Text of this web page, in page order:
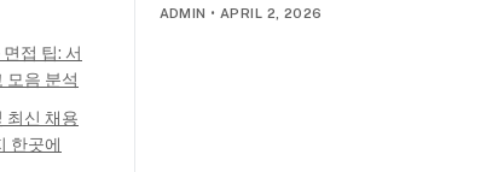
접 팁: 서
모음 분석
최신 채용
한곳에
ADMIN • APRIL 2, 2026